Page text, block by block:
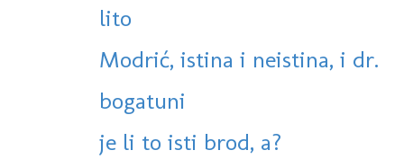
lito
Modrić, istina i neistina, i dr.
bogatuni
je li to isti brod, a?